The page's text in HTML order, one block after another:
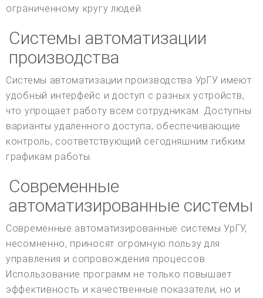
ограниченному кругу людей.
Системы автоматизации
производства
Системы автоматизации производства УрГУ имеют
удобный интерфейс и доступ с разных устройств,
что упрощает работу всем сотрудникам. Доступны
варианты удаленного доступа, обеспечивающие
контроль, соответствующий сегодняшним гибким
графикам работы.
Современные
автоматизированные системы
Современные автоматизированные системы УрГУ,
несомненно, приносят огромную пользу для
управления и сопровождения процессов.
Использование программ не только повышает
эффективность и качественные показатели, но и